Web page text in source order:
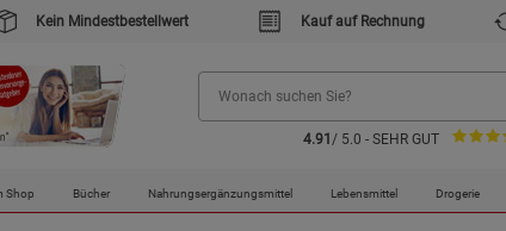
Kein Mindestbestellwert Kauf auf Rechnung
4.91 / 5.0 - SEHR GUT
Shop Bücher Nahrungsergänzungsmittel Lebensmittel Drogerie